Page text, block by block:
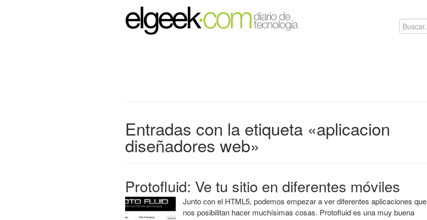
Entradas con la etiqueta «aplicacion
diseñadores web»
Protofluid: Ve tu sitio en diferentes móviles
Junto con el HTML5, podemos empezar a ver diferentes aplicaciones que
nos posibilitan hacer muchísimas cosas. Protofluid es una muy buena